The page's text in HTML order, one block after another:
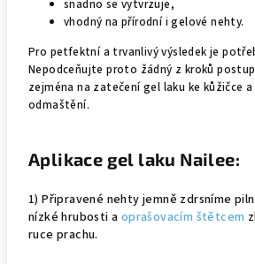
snadno se vytvrzuje,
vhodný na přírodní i gelové nehty.
Pro petfektní a trvanlivý výsledek je
Nepodceňujte proto žádný z kroků
zejména na zatečení gel laku ke kůžičce
odmaštění.
Aplikace gel laku Nailee:
1) Připravené nehty jemně zdrsníme
nízké hrubosti a oprašovacím štětcem
ruce prachu.